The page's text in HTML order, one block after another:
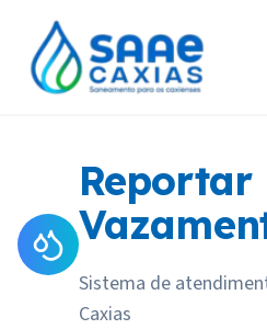
Reportar
Sistema de
Caxias